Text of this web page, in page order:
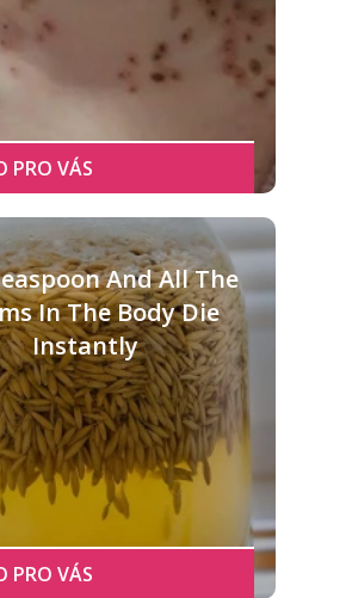
And All The
In The Body Die
Instantly